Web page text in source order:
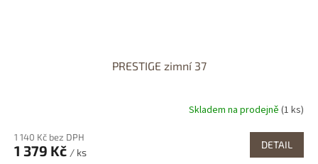
PRESTIGE zimní 37
Skladem na prodejně (1 ks)
1 140 Kč bez DPH
1 379 Kč / ks
DETAIL